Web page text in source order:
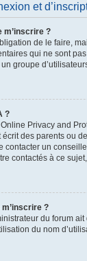
et
m’inscrire ?
de le faire,
qui ne sont
groupe
?
Privacy and
des parents ou
contacter un
contactés à ce
?
du forum
du nom